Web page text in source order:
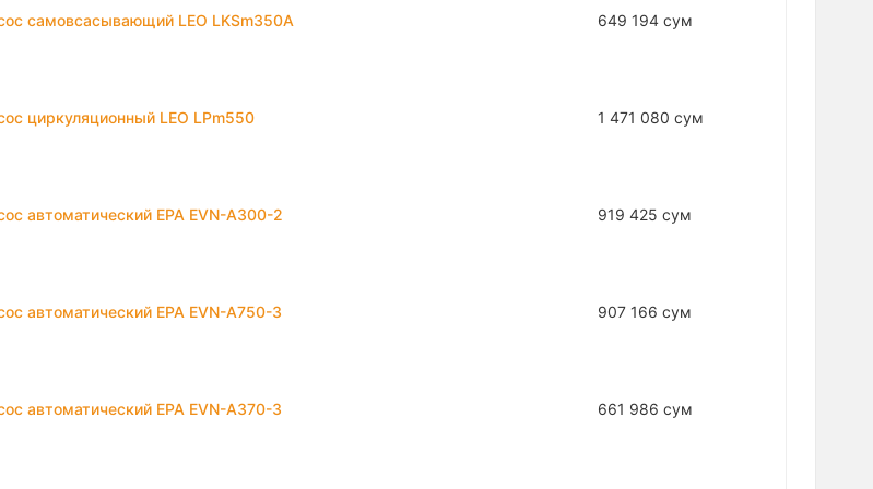
самовсасывающий LEO LKSm350A 649 194 сум
циркуляционный LEO LPm550 1 471 080 сум
автоматический EPA EVN-A300-2 919 425 сум
автоматический EPA EVN-A750-3 907 166 сум
автоматический EPA EVN-A370-3 661 986 сум